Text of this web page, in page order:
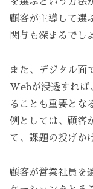
を選ぶという方法
顧客が主導して選
関与も深まるでし
また、デジタル面
Webが浸透すれば
ることも重要とな
例としては、顧客
て、課題の投げか
顧客が営業社員を